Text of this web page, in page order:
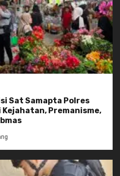
Sat Samapta Polres
Kejahatan, Premanisme,